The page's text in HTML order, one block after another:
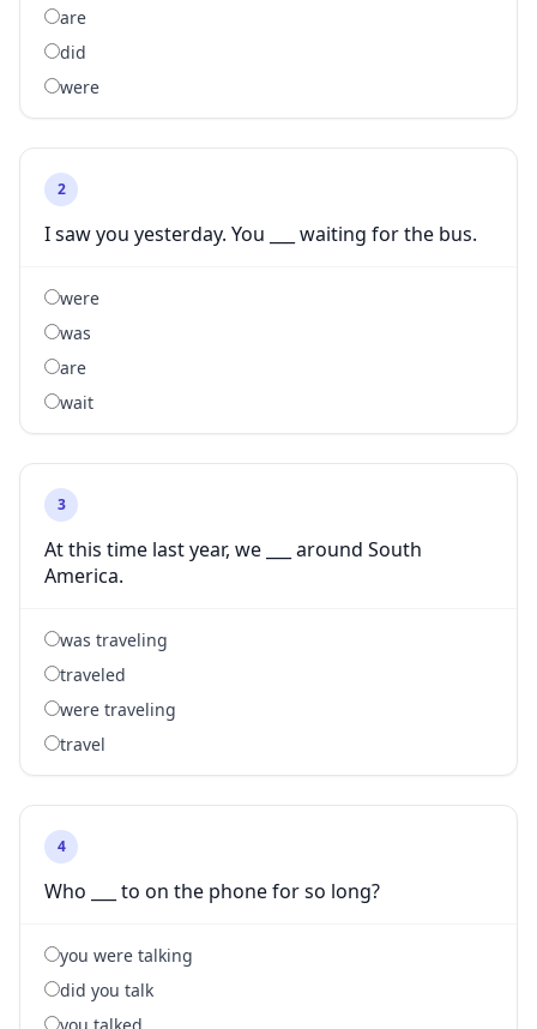
are
did
were
2
I saw you yesterday. You ___ waiting for the bus.
were
was
are
wait
3
At this time last year, we ___ around South
America.
was traveling
traveled
were traveling
travel
4
Who ___ to on the phone for so long?
you were talking
did you talk